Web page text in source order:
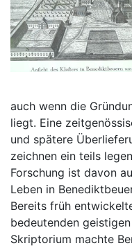
auch wenn die
liegt. Eine
und spätere
zeichnen ein teils
Forschung ist davon
Leben in
Bereits früh
bedeutenden
Skriptorium machte